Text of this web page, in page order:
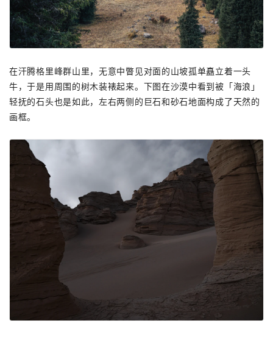
在汗腾格里峰群山里，无意中瞥见对面的山坡孤单矗立着一头
牛，于是用周围的树木装裱起来。下图在沙漠中看到被「海浪」
轻抚的石头也是如此，左右两侧的巨石和砂石地面构成了天然的
画框。